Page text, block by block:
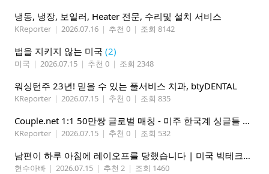
냉동, 냉장, 보일러, Heater 전문, 수리및 설치 서비스
KReporter | 2026.07.16 | 추천 0 | 조회 8142
법을 지키지 않는 미국 (2)
미국 | 2026.07.15 | 추천 0 | 조회 2348
워싱턴주 23년! 믿을 수 있는 풀서비스 치과, btyDENTAL
KReporter | 2026.07.15 | 추천 0 | 조회 835
Couple.net 1:1 50만쌍 글로벌 매칭 - 미주 한국계 싱글들 모이세요
KReporter | 2026.07.15 | 추천 0 | 조회 532
남편이 하루 아침에 레이오프를 당했습니다 | 미국 빅테크의 현실
현수아빠 | 2026.07.15 | 추천 2 | 조회 1460